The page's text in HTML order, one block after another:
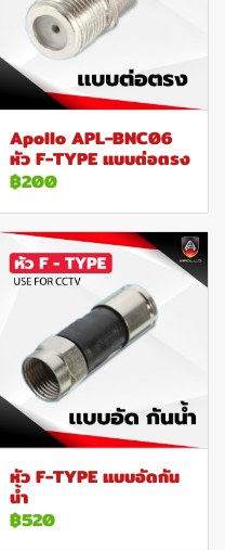
Apollo APL-BNC06
หัว F-TYPE แบบต่อตรง
฿200
หัว F-TYPE แบบอัดกัน
น้ำ
฿520